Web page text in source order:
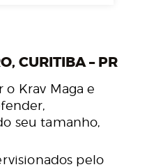
CURITIBA – PR
o Krav Maga e
seu tamanho,
pelo